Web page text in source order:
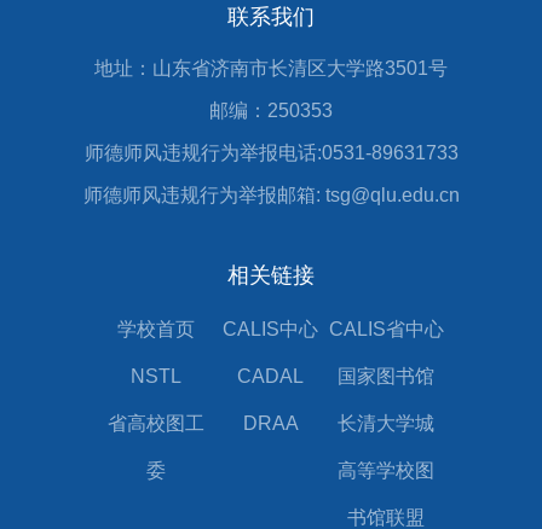
联系我们
地址：山东省济南市长清区大学路3501号
邮编：250353
师德师风违规行为举报电话:0531-89631733
师德师风违规行为举报邮箱: tsg@qlu.edu.cn
相关链接
学校首页 CALIS中心 CALIS省中心
NSTL CADAL 国家图书馆
省高校图工
委
DRAA 长清大学城
高等学校图
书馆联盟